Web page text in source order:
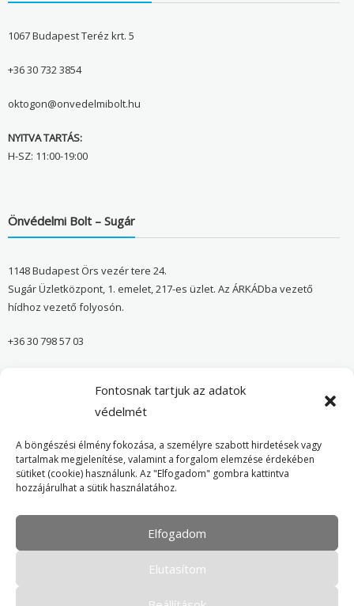
Fontosnak tartjuk az adatok
védelmét
A böngészési élmény fokozása, a személyre szabott hirdetések vagy
tartalmak megjelenítése, valamint a forgalom elemzése érdekében
sütiket (cookie) használunk. Az "Elfogadom" gombra kattintva
hozzájárulhat a sütik használatához.
Elfogadom
Elutasítom
1067 Budapest Teréz krt. 5
+36 30 732 3854
oktogon@onvedelmibolt.hu
NYITVA TARTÁS:
H-SZ: 11:00-19:00
Önvédelmi Bolt – Sugár
1148 Budapest Örs vezér tere 24.
Sugár Üzletközpont, 1. emelet, 217-es üzlet. Az ÁRKÁDba vezető
hídhoz vezető folyosón.
+36 30 798 57 03
Önvédelmi Bolt – Főoldal
Adatvédelmi tájékoztató